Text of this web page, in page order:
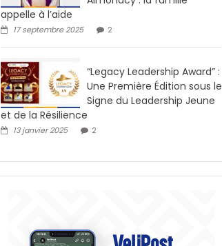
appelle à l’aide
17 septembre 2025 2
“Legacy Leadership Award” :
Une Première Édition sous le
Signe du Leadership Jeune
et de la Résilience
13 janvier 2025 2